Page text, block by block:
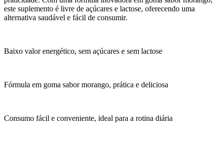
este suplemento é livre de açúcares e lactose, oferecendo uma
alternativa saudável e fácil de consumir.
Baixo valor energético, sem açúcares e sem lactose
Fórmula em goma sabor morango, prática e deliciosa
Consumo fácil e conveniente, ideal para a rotina diária